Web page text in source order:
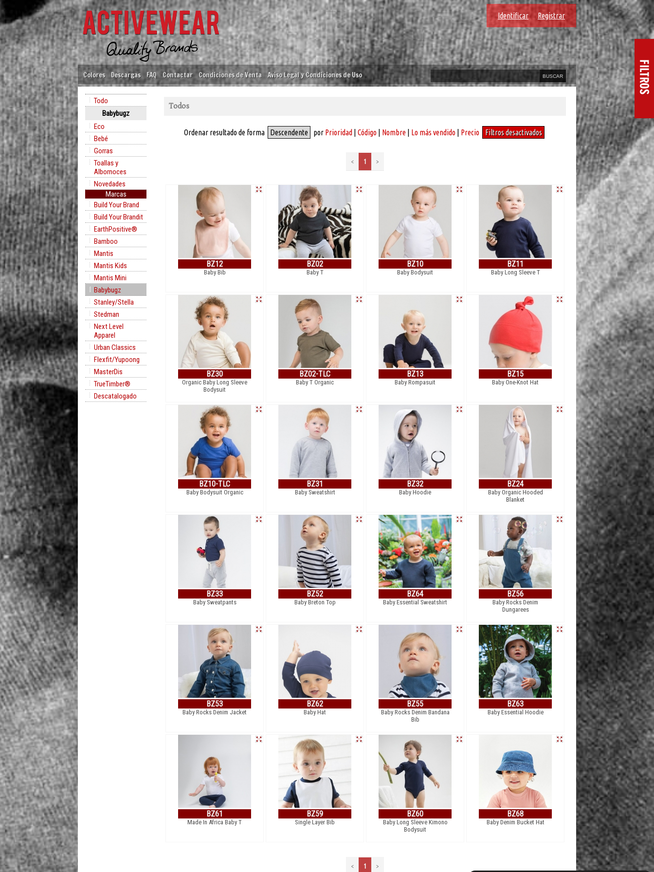
Identificar Registrar
Colores Descargas FAQ Contactar Condiciones de Venta Aviso Legal y Condiciones de Uso
Todo
Babybugz
Eco
Bebé
Gorras
Toallas y
Albornoces
Novedades
Marcas
Build Your Brand
Build Your Brandit
EarthPositive®
Bamboo
Mantis
Mantis Kids
Mantis Mini
Babybugz
Stanley/Stella
Stedman
Next Level
Apparel
Urban Classics
Flexfit/Yupoong
MasterDis
TrueTimber®
Descatalogado
Todos
Ordenar resultado de forma Descendente por Prioridad Código Nombre Lo más vendido Precio Filtros desactivados
< 1 >
BZ12
Baby Bib
BZ02
Baby T
BZ10
Baby Bodysuit
BZ11
Baby Long Sleeve T
BZ30
Organic Baby Long Sleeve
Bodysuit
BZ02-TLC
Baby T Organic
BZ13
Baby Rompasuit
BZ15
Baby One-Knot Hat
BZ10-TLC
Baby Bodysuit Organic
BZ31
Baby Sweatshirt
BZ32
Baby Hoodie
BZ24
Baby Organic Hooded
Blanket
BZ33
Baby Sweatpants
BZ52
Baby Breton Top
BZ64
Baby Essential Sweatshirt
BZ56
Baby Rocks Denim
Dungarees
BZ53
Baby Rocks Denim Jacket
BZ62
Baby Hat
BZ55
Baby Rocks Denim Bandana
Bib
BZ63
Baby Essential Hoodie
BZ61
Made In Africa Baby T
BZ59
Single Layer Bib
BZ60
Baby Long Sleeve Kimono
Bodysuit
BZ68
Baby Denim Bucket Hat
< 1 >